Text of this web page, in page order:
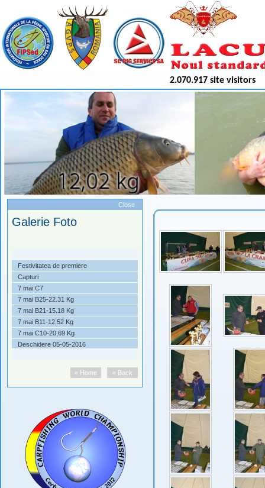
2.070.917 site visitors
Close
Galerie Foto
Festivitatea de premiere
Capturi
7 mai C7
7 mai B25-22.31 Kg
7 mai B21-15.18 Kg
7 mai B11-12,52 Kg
7 mai C10-20,69 Kg
Deschidere 05-05-2016
« Back
« Home